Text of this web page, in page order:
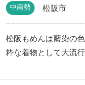
中南勢 松阪市
松阪もめんは藍染の
粋な着物として大流
時間がかかりません